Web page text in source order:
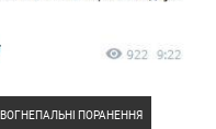
ВОГНЕПАЛЬНІ ПОРАНЕННЯ